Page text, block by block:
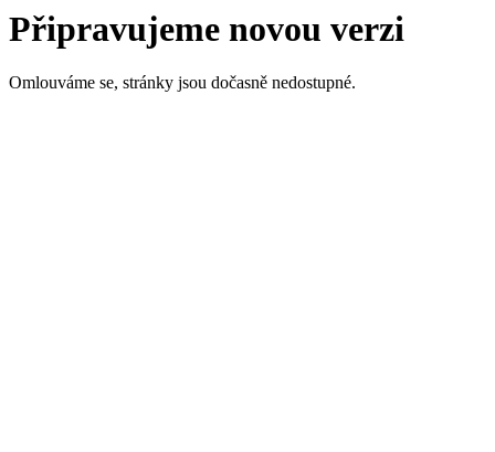
Připravujeme novou verzi
Omlouváme se, stránky jsou dočasně nedostupné.